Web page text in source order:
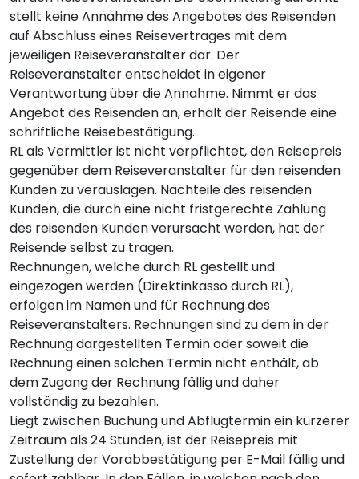
stellt keine Annahme des Angebotes des Reisenden
auf Abschluss eines Reisevertrages mit dem
jeweiligen Reiseveranstalter dar. Der
Reiseveranstalter entscheidet in eigener
Verantwortung über die Annahme. Nimmt er das
Angebot des Reisenden an, erhält der Reisende eine
schriftliche Reisebestätigung.
RL als Vermittler ist nicht verpflichtet, den Reisepreis
gegenüber dem Reiseveranstalter für den reisenden
Kunden zu verauslagen. Nachteile des reisenden
Kunden, die durch eine nicht fristgerechte Zahlung
des reisenden Kunden verursacht werden, hat der
Reisende selbst zu tragen.
Rechnungen, welche durch RL gestellt und
eingezogen werden (Direktinkasso durch RL),
erfolgen im Namen und für Rechnung des
Reiseveranstalters. Rechnungen sind zu dem in der
Rechnung dargestellten Termin oder soweit die
Rechnung einen solchen Termin nicht enthält, ab
dem Zugang der Rechnung fällig und daher
vollständig zu bezahlen.
Liegt zwischen Buchung und Abflugtermin ein kürzerer
Zeitraum als 24 Stunden, ist der Reisepreis mit
Zustellung der Vorabbestätigung per E-Mail fällig und